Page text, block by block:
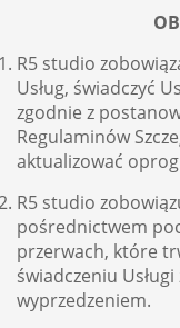
R5 studio
Usług, świadczyć
zgodnie z
Regulaminów
aktualizować
R5 studio
pośrednictwem
przerwach, które
świadczeniu
wyprzedzeniem.